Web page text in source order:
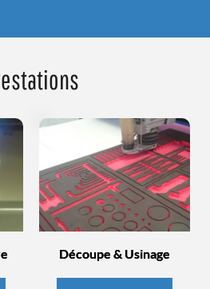
Découpe & Usinage